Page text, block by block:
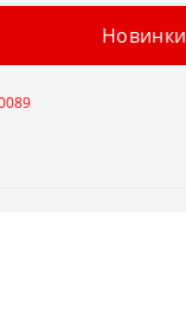
Новинки